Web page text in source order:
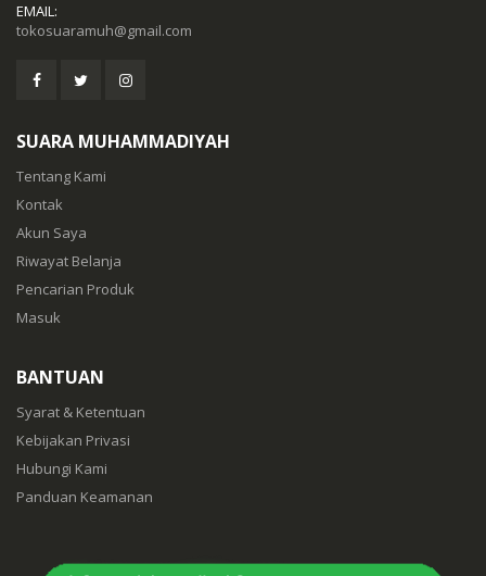
EMAIL:
tokosuaramuh@gmail.com
SUARA MUHAMMADIYAH
Tentang Kami
Kontak
Akun Saya
Riwayat Belanja
Pencarian Produk
Masuk
BANTUAN
Syarat & Ketentuan
Kebijakan Privasi
Hubungi Kami
Panduan Keamanan